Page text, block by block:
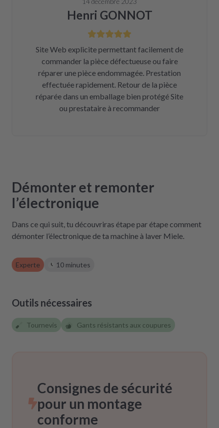
Henri GONNOT
Site Web explicite permettant facilement de
commander la pièce défectueuse ou faire
réparer une pièce endommagée. Prestation
effectuée rapidement. Retour de la pièce
réparée dans un emballage bien protégé Site
ou prestataire à recommander
Démonter et remonter
l’électronique
Dans ce qui suit, tu découvriras étape par étape comment
démonter l’électronique de ta machine à laver Miele.
Experte 10 minutes
Outils nécessaires
Tournevis Gants résistants aux coupures
Consignes de sécurité
pour un montage
conforme